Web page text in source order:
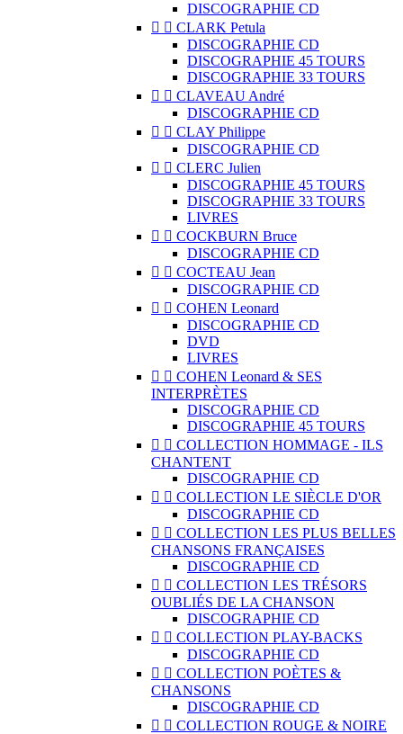
DISCOGRAPHIE CD
  CLARK Petula
DISCOGRAPHIE CD
DISCOGRAPHIE 45 TOURS
DISCOGRAPHIE 33 TOURS
  CLAVEAU André
DISCOGRAPHIE CD
  CLAY Philippe
DISCOGRAPHIE CD
  CLERC Julien
DISCOGRAPHIE 45 TOURS
DISCOGRAPHIE 33 TOURS
LIVRES
  COCKBURN Bruce
DISCOGRAPHIE CD
  COCTEAU Jean
DISCOGRAPHIE CD
  COHEN Leonard
DISCOGRAPHIE CD
DVD
LIVRES
  COHEN Leonard & SES
INTERPRÈTES
DISCOGRAPHIE CD
DISCOGRAPHIE 45 TOURS
  COLLECTION HOMMAGE - ILS
CHANTENT
DISCOGRAPHIE CD
  COLLECTION LE SIÈCLE D'OR
DISCOGRAPHIE CD
  COLLECTION LES PLUS BELLES
CHANSONS FRANÇAISES
DISCOGRAPHIE CD
  COLLECTION LES TRÉSORS
OUBLIÉS DE LA CHANSON
DISCOGRAPHIE CD
  COLLECTION PLAY-BACKS
DISCOGRAPHIE CD
  COLLECTION POÈTES &
CHANSONS
DISCOGRAPHIE CD
  COLLECTION ROUGE & NOIRE